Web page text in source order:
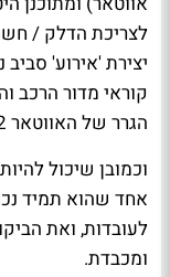
לצריכת הדלק /
יצירת 'אירוע' סביב
קוראי מדור הרכב
הגרר של האווטאר 12 עומד על
וכמובן שיכול
אחד שהוא תמיד
לעובדות, ואת
ומכבדת.